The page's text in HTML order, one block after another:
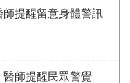
提醒留意身體警訊
師提醒民眾警覺